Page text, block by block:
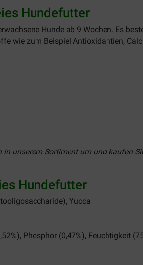
Hundefutter
Hunde ab 9 Wochen. Es
wie zum Beispiel Antioxidantien,
in unserem Sortiment um und kaufen
Hundefutter
Yucca
Phosphor (0,47%), Feuchtigkeit